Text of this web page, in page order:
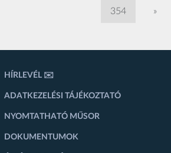
354 »
HÍRLEVÉL ✉️
ADATKEZELÉSI TÁJÉKOZTATÓ
NYOMTATHATÓ MŰSOR
DOKUMENTUMOK